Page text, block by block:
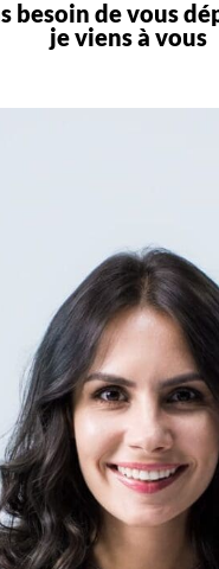
besoin de vous
je viens à vous